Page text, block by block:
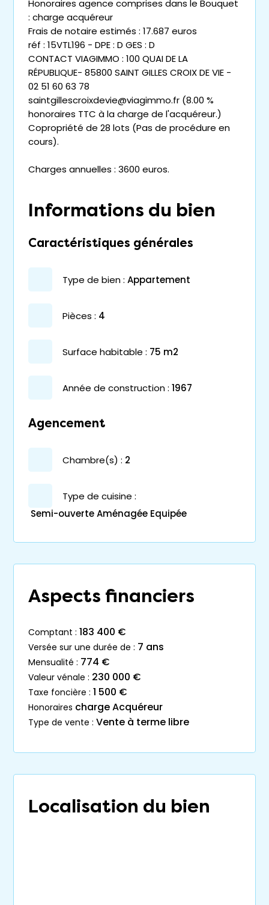
Honoraires agence comprises dans le Bouquet
: charge acquéreur
Frais de notaire estimés : 17.687 euros
réf : 15VTL196 - DPE : D GES : D
CONTACT VIAGIMMO : 100 QUAI DE LA
RÉPUBLIQUE- 85800 SAINT GILLES CROIX DE VIE -
02 51 60 63 78
saintgillescroixdevie@viagimmo.fr (8.00 %
honoraires TTC à la charge de l'acquéreur.)
Copropriété de 28 lots (Pas de procédure en
cours).
Charges annuelles : 3600 euros.
Informations du bien
Caractéristiques générales
type de bien : appartement
pièces : 4
surface habitable : 75 m2
année de construction : 1967
Agencement
chambre(s) : 2
Type de cuisine :
Semi-ouverte Aménagée Equipée
Aspects financiers
comptant : 183 400 €
versée sur une durée de : 7 ans
mensualité : 774 €
valeur vénale : 230 000 €
taxe foncière : 1 500 €
honoraires charge Acquéreur
type de vente : Vente à terme libre
Localisation du bien